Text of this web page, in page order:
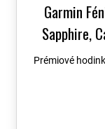
Garmin
Sapphire,
010-
Prémiové